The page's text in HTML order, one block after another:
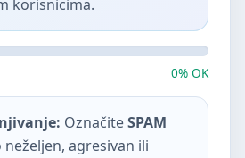
korisnicima.
0% OK
OznačiteSPAM
agresivan ili